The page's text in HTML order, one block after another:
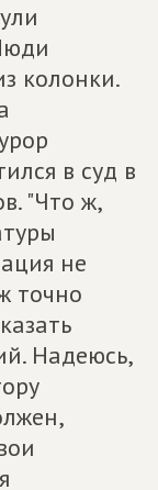
колонки.
в суд в
"Что ж,
не
точно
Надеюсь,